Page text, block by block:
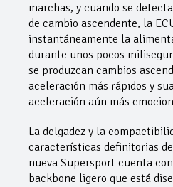
marchas, y cuando se
de cambio ascendente, la
instantáneamente la
durante unos pocos
se produzcan cambios
aceleración más rápidos y
aceleración aún más
La delgadez y la
características definitorias
nueva Supersport cuenta
backbone ligero que está